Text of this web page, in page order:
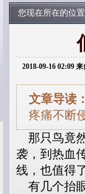
您现在所在的位置
2018-09-16 02:09
文章导读：
疼痛不断
那只鸟竟
袭，到热血
线，也值得
有几个抬